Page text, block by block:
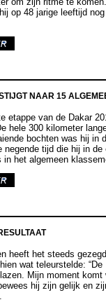
op 48 jarige leeftijd
NAAR 15
etappe van de Dakar
hele 300 kilometer
bochten was hij in
negende tijd die hij in
in het algemeen
heeft het steeds
wat teleurstelde:
Mijn moment komt
hij zijn gelijk en